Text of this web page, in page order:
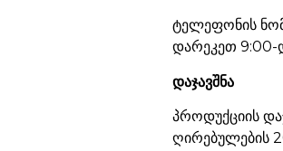
ტელეფონის
დარეკეთ 9:00-
დაჯავშნა
პროდუქციის
ღირებულების